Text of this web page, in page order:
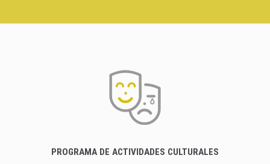
PROGRAMA DE ACTIVIDADES CULTURALES